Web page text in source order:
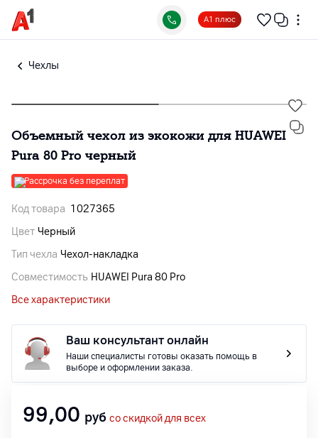
А1 плюс
Чехлы
Объемный чехол из экокожи для HUAWEI
Pura 80 Pro черный
Рассрочка без переплат
Код товара 1027365
Цвет Черный
Тип чехла Чехол-накладка
Совместимость HUAWEI Pura 80 Pro
Все характеристики
Ваш консультант онлайн
Наши специалисты готовы оказать помощь в
выборе и оформлении заказа.
99,00 руб со скидкой для всех